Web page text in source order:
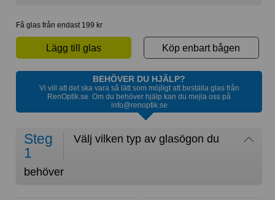
Få glas från endast 199 kr
Lägg till glas Köp enbart bågen
BEHÖVER DU HJÄLP?
Vi vill att det ska vara så lätt som möjligt att beställa glas från
RenOptik.se. Om du behöver hjälp kan du mejla oss på
info@renoptik.se
Steg
1
Välj vilken typ av glasögon du
behöver